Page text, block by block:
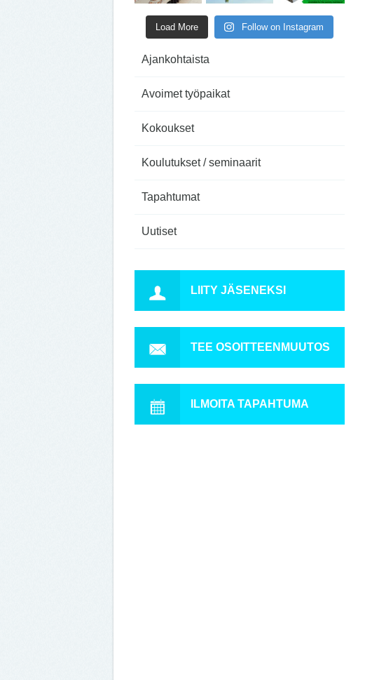
Load More Follow on Instagram
Ajankohtaista
Avoimet työpaikat
Kokoukset
Koulutukset / seminaarit
Tapahtumat
Uutiset
LIITY JÄSENEKSI
TEE OSOITTEENMUUTOS
ILMOITA TAPAHTUMA